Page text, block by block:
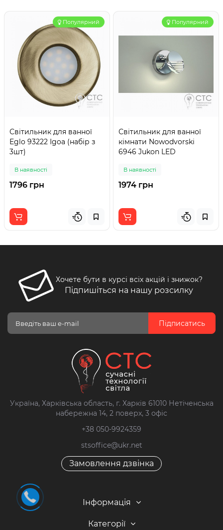
Популярний
Світильник для ванної
Eglo 93222 Igoa (набір з
3шт)
В наявності
1796 грн
Популярний
Світильник для ванної
кімнати Nowodvorski
6946 Jukon LED
В наявності
1974 грн
Хочете бути в курсі всіх акцій і знижок?
Підпишіться на нашу розсилку
Підписатись
Україна, Харківська область, г. Харків 61010 Нетіченська
набережна 14, 2 поверх, 3 офіс
+38 050-9924359
stsoffice@ukr.net
Замовлення дзвінка
Інформація
Категорії